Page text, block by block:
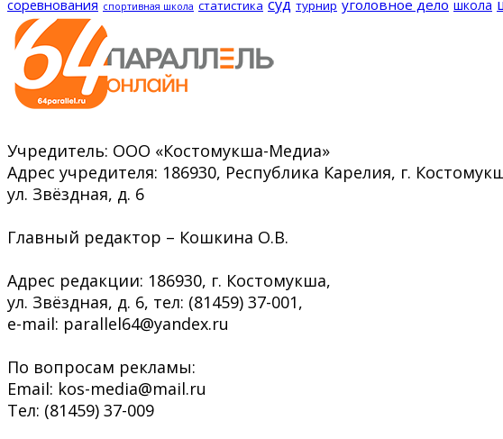
соревнования спортивная школа статистика суд турнир уголовное дело школа
Учредитель: ООО «Костомукша-Медиа»
Адрес учредителя: 186930, Республика Карелия, г.
ул. Звёздная, д. 6
Главный редактор – Кошкина О.В.
Адрес редакции: 186930, г. Костомукша,
ул. Звёздная, д. 6, тел: (81459) 37-001,
e-mail: parallel64@yandex.ru
По вопросам рекламы:
Email: kos-media@mail.ru
Тел: (81459) 37-009